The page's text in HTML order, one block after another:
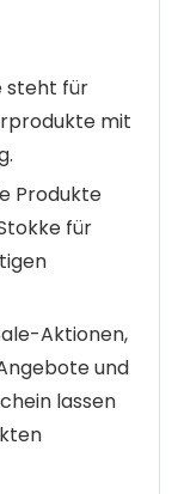
steht für
mit
Produkte
für
Aktionen,
und
lassen